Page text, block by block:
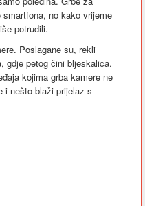
no kako vrijeme
potrudili.
Poslagane su, rekli
gdje petog čini bljeskalica.
kojima grba kamere ne
i nešto blaži prijelaz s